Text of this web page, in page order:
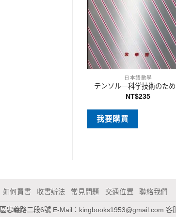
日本語數學
テンソル―科学技術のた
NT$235
我要購買
如何買書 收書辦法 常見問題 交通位置 聯絡我們
忠義路二段6號 E-Mail： kingbooks1953@gmail.com 客